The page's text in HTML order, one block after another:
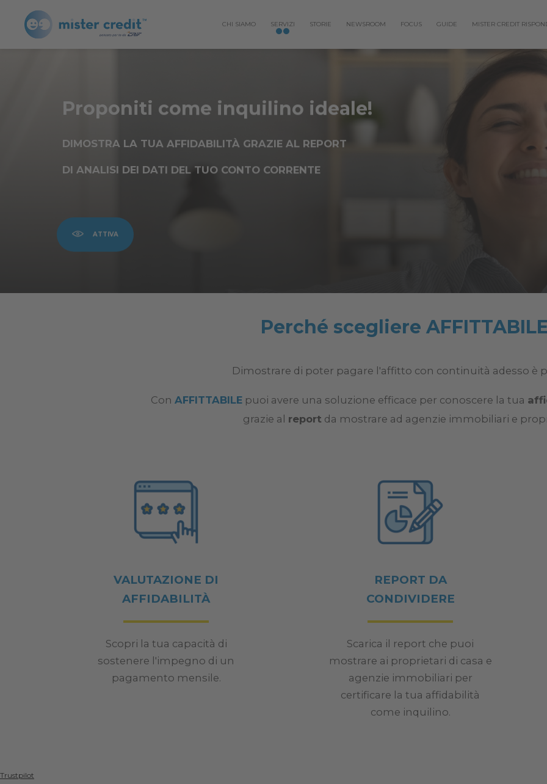
CHI SIAMO SERVIZI STORIE NEWSROOM FOCUS GUIDE MISTER CREDIT
Proponiti come inquilino ideale!
DIMOSTRA LA TUA AFFIDABILITÀ GRAZIE AL REPORT
DI ANALISI DEI DATI DEL TUO CONTO CORRENTE
ATTIVA
Perché scegliere
Dimostrare di poter pagare l'affitto con continuità adesso è
Con AFFITTABILE puoi avere una soluzione efficace per conoscere la tua
grazie al report da mostrare ad agenzie immobiliari e
VALUTAZIONE DI
AFFIDABILITÀ
Scopri la tua capacità di
sostenere l'impegno di un
pagamento mensile.
REPORT DA
CONDIVIDERE
Scarica il report che puoi
mostrare ai proprietari di casa e
agenzie immobiliari per
certificare la tua affidabilità
come inquilino.
Trustpilot